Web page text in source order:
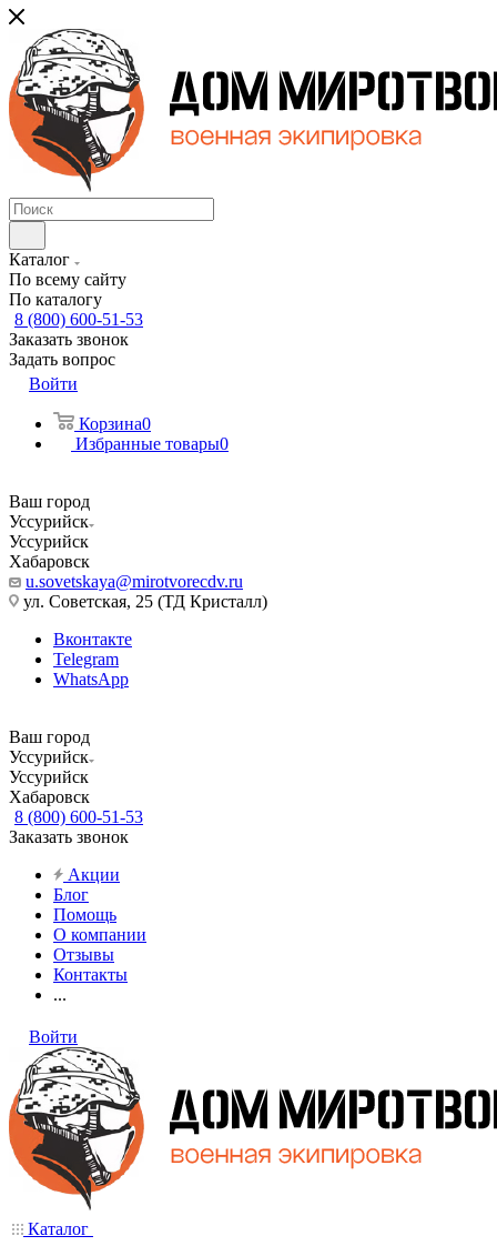
Каталог
По всему сайту
По каталогу
8 (800) 600-51-53
Заказать звонок
Задать вопрос
Войти
Корзина0
Избранные товары0
Ваш город
Уссурийск
Уссурийск
Хабаровск
u.sovetskaya@mirotvorecdv.ru
ул. Советская, 25 (ТД Кристалл)
Вконтакте
Telegram
WhatsApp
Ваш город
Уссурийск
Уссурийск
Хабаровск
8 (800) 600-51-53
Заказать звонок
Акции
Блог
Помощь
О компании
Отзывы
Контакты
...
Войти
Каталог